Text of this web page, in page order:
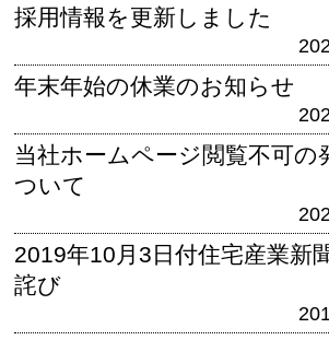
採用情報を更新しました
年末年始の休業のお知らせ
当社ホームページ閲覧不可の
ついて
2019年10月3日付住宅産業新
詫び